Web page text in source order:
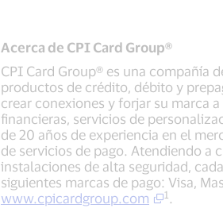
Acerca de CPI Card Group®
CPI Card Group® es una compañía
productos de crédito, débito y
crear conexiones y forjar su marca
financieras, servicios de
de 20 años de experiencia en el
de servicios de pago. Atendiendo a
instalaciones de alta seguridad,
siguientes marcas de pago: Visa,
www.cpicardgroup.com
1 .